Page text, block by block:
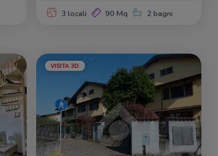
3 locali 90 Mq 2 bagni
VISITA 3D